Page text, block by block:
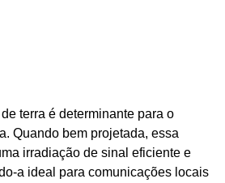
terra é determinante para o
Quando bem projetada, essa
irradiação de sinal eficiente e
a ideal para comunicações locais